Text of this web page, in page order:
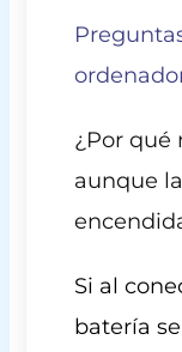
¿Por qué
aunque
Si al
batería